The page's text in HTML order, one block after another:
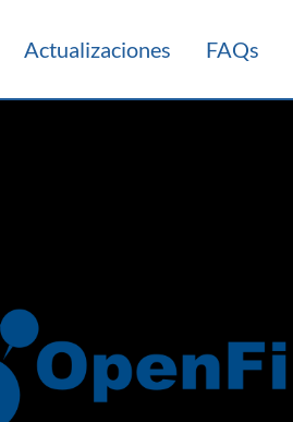
Actualizaciones FAQs